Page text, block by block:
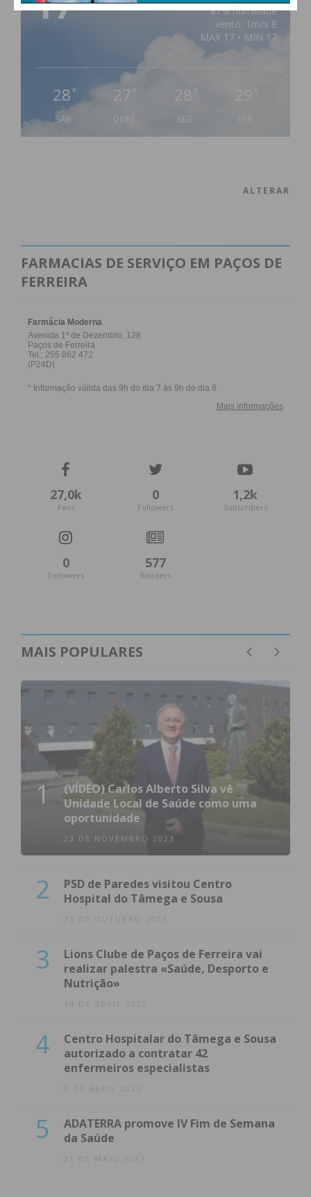
87% humidade
vento: 1m/s E
MAX 17 • MIN 17
28 °
SÁB
27 °
DOM
28 °
SEG
ALTERAR
FARMACIAS DE SERVIÇO EM PAÇOS DE
FERREIRA
27,0k
Fans
0
Followers
1,2k
Subscribers
0
Followers
577
Readers
MAIS POPULARES
1
(VÍDEO) Carlos Alberto Silva vê
Unidade Local de Saúde como uma
oportunidade
23 DE NOVEMBRO 2023
2
PSD de Paredes visitou Centro
Hospital do Tâmega e Sousa
23 DE OUTUBRO 2023
3
Lions Clube de Paços de Ferreira vai
realizar palestra «Saúde, Desporto e
Nutrição»
14 DE ABRIL 2022
4
Centro Hospitalar do Tâmega e Sousa
autorizado a contratar 42
enfermeiros especialistas
8 DE ABRIL 2022
5
ADATERRA promove IV Fim de Semana
da Saúde
21 DE MAIO 2021